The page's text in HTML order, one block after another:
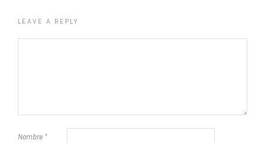
LEAVE A REPLY
Nombre *